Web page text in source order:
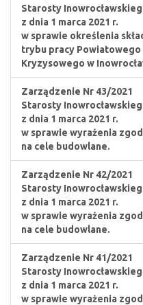
Starosty
z dnia 1 marca 2021 r.
w sprawie określenia
trybu pracy Powiatowego
Kryzysowego w
Zarządzenie Nr 43/2021
Starosty
z dnia 1 marca 2021 r.
w sprawie wyrażenia
na cele budowlane.
Zarządzenie Nr 42/2021
Starosty
z dnia 1 marca 2021 r.
w sprawie wyrażenia
na cele budowlane.
Zarządzenie Nr 41/2021
Starosty
z dnia 1 marca 2021 r.
w sprawie wyrażenia